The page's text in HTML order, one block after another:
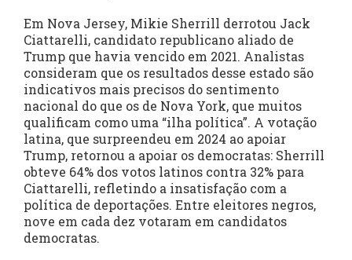
Em Nova Jersey, Mikie Sherrill derrotou Jack
Ciattarelli, candidato republicano aliado de
Trump que havia vencido em 2021. Analistas
consideram que os resultados desse estado são
indicativos mais precisos do sentimento
nacional do que os de Nova York, que muitos
qualificam como uma “ilha política”. A votação
latina, que surpreendeu em 2024 ao apoiar
Trump, retornou a apoiar os democratas: Sherrill
obteve 64% dos votos latinos contra 32% para
Ciattarelli, refletindo a insatisfação com a
política de deportações. Entre eleitores negros,
nove em cada dez votaram em candidatos
democratas.